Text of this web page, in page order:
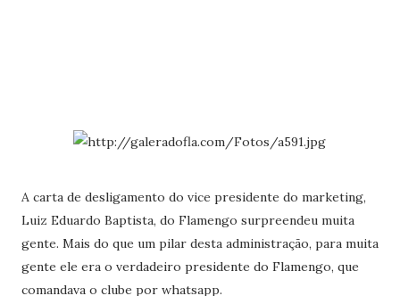
A carta de desligamento do vice presidente do marketing,
Luiz Eduardo Baptista, do Flamengo surpreendeu muita
gente. Mais do que um pilar desta administração, para muita
gente ele era o verdadeiro presidente do Flamengo, que
comandava o clube por whatsapp.